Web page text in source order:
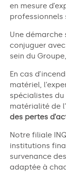
en mesure
professionnels
Une
conjuguer
sein du
En cas
matériel,
spécialistes
matérialité de
des pertes
Notre filiale
institutions
survenance
adaptée à